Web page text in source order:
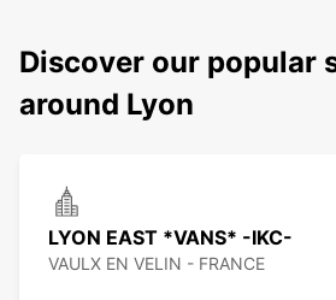
Discover our popular
around Lyon
LYON EAST *VANS* -IKC-
VAULX EN VELIN - FRANCE